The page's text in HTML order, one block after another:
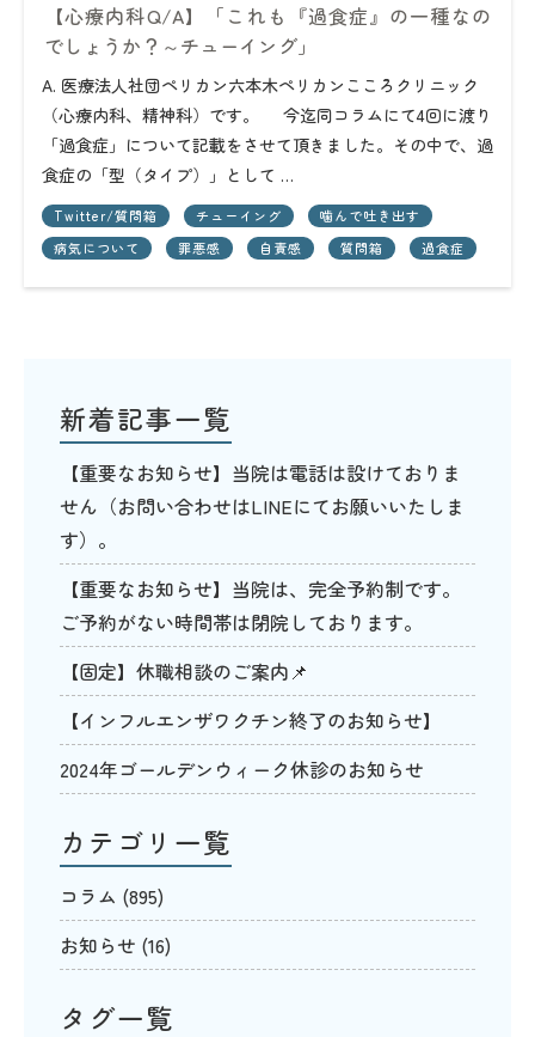
【心療内科Q/A】「これも『過食症』の一種なの
でしょうか？～チューイング」
A. 医療法人社団ペリカン六本木ペリカンこころクリニック
（心療内科、精神科）です。 今迄同コラムにて4回に渡り
「過食症」について記載をさせて頂きました。その中で、過
食症の「型（タイプ）」として …
Twitter/質問箱 チューイング
噛んで吐き出す
病気について
罪悪感 自責感 質問箱 過食症
新着記事一覧
【重要なお知らせ】当院は電話は設けておりま
せん（お問い合わせはLINEにてお願いいたしま
す）。
【重要なお知らせ】当院は、完全予約制です。
ご予約がない時間帯は閉院しております。
【固定】休職相談のご案内📌
【インフルエンザワクチン終了のお知らせ】
2024年ゴールデンウィーク休診のお知らせ
カテゴリ一覧
コラム (895)
お知らせ (16)
タグ一覧